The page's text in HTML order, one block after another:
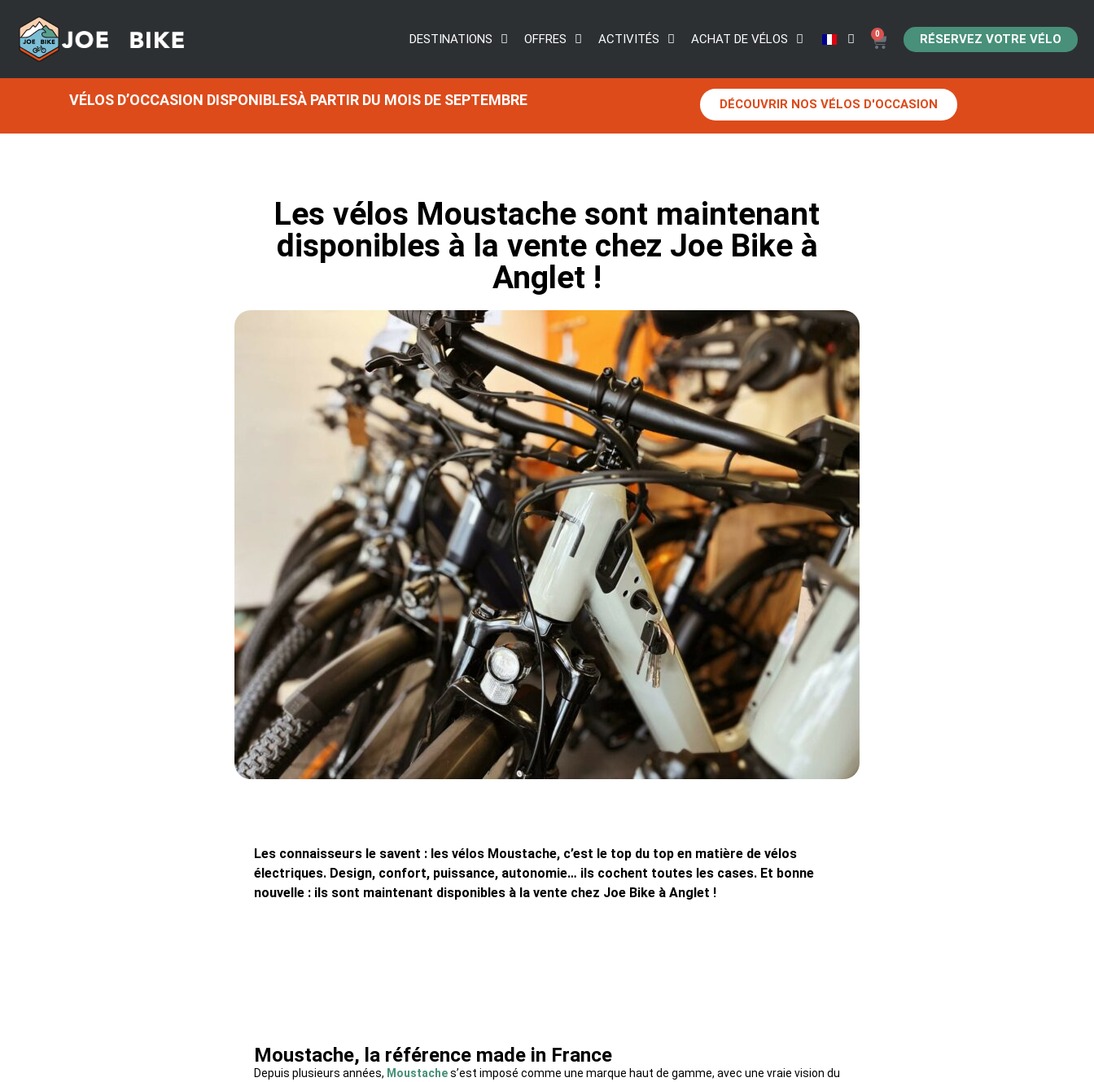
DESTINATIONS OFFRES ACTIVITÉS ACHAT DE VÉLOS 0 RÉSERVEZ VOTRE VÉLO
VÉLOS D’OCCASION DISPONIBLESÀ PARTIR DU MOIS DE SEPTEMBRE DÉCOUVRIR NOS VÉLOS D'OCCASION
Les vélos Moustache sont maintenant
disponibles à la vente chez Joe Bike à
Anglet !
Les connaisseurs le savent : les vélos Moustache, c’est le top du top en matière de vélos
électriques. Design, confort, puissance, autonomie… ils cochent toutes les cases. Et bonne
nouvelle : ils sont maintenant disponibles à la vente chez Joe Bike à Anglet !
Moustache, la référence made in France
Depuis plusieurs années, Moustaches’est imposé comme une marque haut de gamme, avec une vraie vision du